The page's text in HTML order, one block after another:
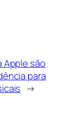
Apple são
para
→